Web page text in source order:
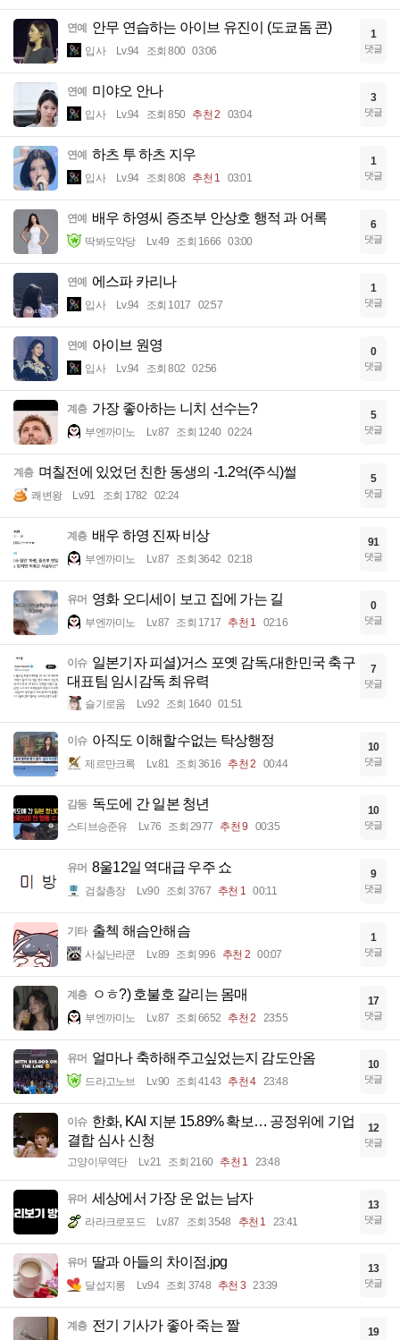
연예 안무 연습하는 아이브 유진이 (도쿄돔 콘)
입사 Lv.94 조회 800 03:06
1
댓글
연예 미야오 안나
입사 Lv.94 조회 850 추천 2 03:04
3
댓글
연예 하츠 투 하츠 지우
입사 Lv.94 조회 808 추천 1 03:01
1
댓글
연예 배우 하영씨 증조부 안상호 행적 과 어록
딱봐도악당 Lv.49 조회 1666 03:00
6
댓글
연예 에스파 카리나
입사 Lv.94 조회 1017 02:57
1
댓글
연예 아이브 원영
입사 Lv.94 조회 802 02:56
0
댓글
계층 가장 좋아하는 니치 선수는?
부엔까미노 Lv.87 조회 1240 02:24
5
댓글
계층 며칠전에 있었던 친한 동생의 -1.2억(주식)썰
쾌변왕 Lv.91 조회 1782 02:24
5
댓글
계층 배우 하영 진짜 비상
부엔까미노 Lv.87 조회 3642 02:18
91
댓글
유머 영화 오디세이 보고 집에 가는 길
부엔까미노 Lv.87 조회 1717 추천 1 02:16
0
댓글
이슈 일본기자 피셜)거스 포옛 감독,대한민국 축구
대표팀 임시감독 최유력
슬기로움 Lv.92 조회 1640 01:51
7
댓글
이슈 아직도 이해할수없는 탁상행정
제르만크록 Lv.81 조회 3616 추천 2 00:44
10
댓글
감동 독도에 간 일본 청년
스티브승준유 Lv.76 조회 2977 추천 9 00:35
10
댓글
유머 8울12일 역대급 우주 쇼
검찰총장 Lv.90 조회 3767 추천 1 00:11
9
댓글
기타 출첵 해슴안해슴
사실난라쿤 Lv.89 조회 996 추천 2 00:07
1
댓글
계층 ㅇㅎ?) 호불호 갈리는 몸매
부엔까미노 Lv.87 조회 6652 추천 2 23:55
17
댓글
유머 얼마나 축하해주고싶었는지 감도안옴
드라고노브 Lv.90 조회 4143 추천 4 23:48
10
댓글
이슈 한화, KAI 지분 15.89% 확보… 공정위에 기업
결합 심사 신청
고양이무역단 Lv.21 조회 2160 추천 1 23:48
12
댓글
유머 세상에서 가장 운 없는 남자
라라크로포드 Lv.87 조회 3548 추천 1 23:41
13
댓글
유머 딸과 아들의 차이점.jpg
달섭지롱 Lv.94 조회 3748 추천 3 23:39
13
댓글
계층 전기 기사가 좋아 죽는 짤 19